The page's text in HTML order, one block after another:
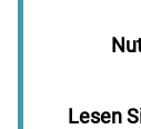
Lesen